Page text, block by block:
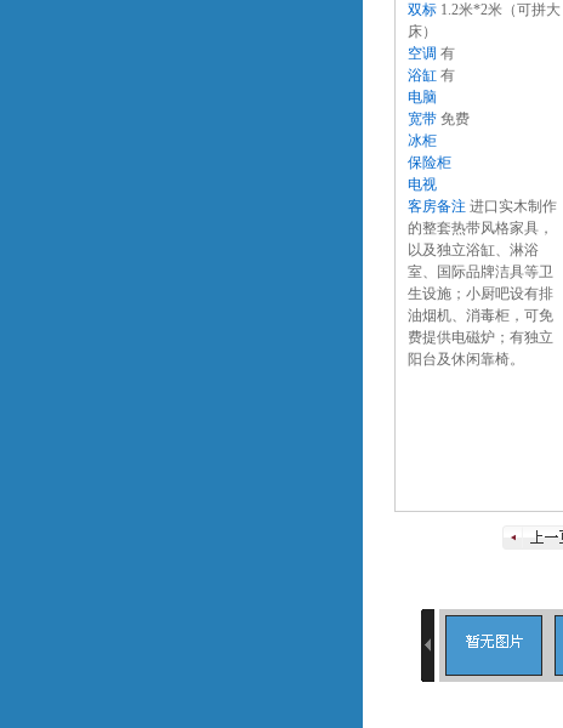
双标 1.2米*2米（可拼大
床）
空调 有
浴缸 有
电脑
宽带 免费
冰柜
保险柜
电视
客房备注 进口实木制作
的整套热带风格家具，
以及独立浴缸、淋浴
室、国际品牌洁具等卫
生设施；小厨吧设有排
油烟机、消毒柜，可免
费提供电磁炉；有独立
阳台及休闲靠椅。